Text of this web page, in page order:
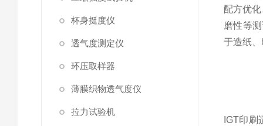
杯身挺度仪
透气度测定仪
环压取样器
薄膜织物透气度仪
拉力试验机
配方优
磨性等
于造纸
IGT印刷